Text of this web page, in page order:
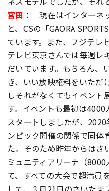
宮田 ： 現在はインターネ
と、CSの「GAORA
ています。また、フジテレ
テレビ東京さんでは毎週レ
だいています。もちろん、
き、いい放映権料をいただ
しそれがなくてもイベント
す。イベントも最初は
スタートしましたが、
ンピック開催の関係で同体
た。そのため昨年からはさ
ミュニティアリーナ（
て、すべての大会で超満員
して、３月21日のさいた